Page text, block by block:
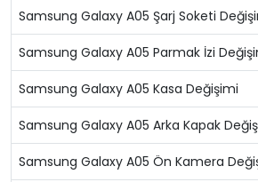
Samsung Galaxy A05 Şarj Soketi
Samsung Galaxy A05 Parmak İzi
Samsung Galaxy A05 Kasa Değişimi
Samsung Galaxy A05 Arka Kapak
Samsung Galaxy A05 Ön Kamera